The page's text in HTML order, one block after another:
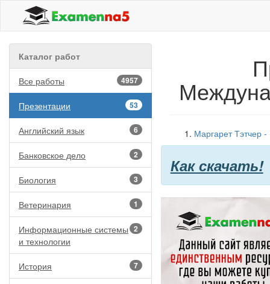
Каталог работ
4957
Все работы
53
Презентации
6
Английский язык
2
Банковское дело
3
Биология
1
Ветеринария
2
Информационные системы
и технологии
7
История
Маргарет Тэтчер
Как скачать!